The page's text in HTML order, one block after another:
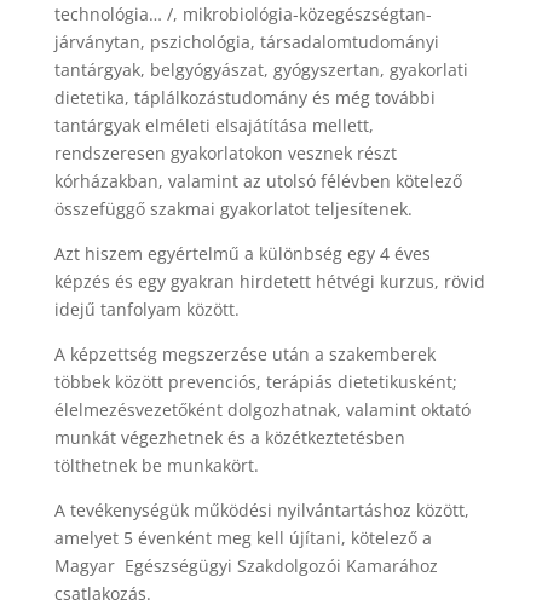
technológia… /, mikrobiológia-közegészségtan-
járványtan, pszichológia, társadalomtudományi
tantárgyak, belgyógyászat, gyógyszertan, gyakorlati
dietetika, táplálkozástudomány és még további
tantárgyak elméleti elsajátítása mellett,
rendszeresen gyakorlatokon vesznek részt
kórházakban, valamint az utolsó félévben kötelező
összefüggő szakmai gyakorlatot teljesítenek.
Azt hiszem egyértelmű a különbség egy 4 éves
képzés és egy gyakran hirdetett hétvégi kurzus, rövid
idejű tanfolyam között.
A képzettség megszerzése után a szakemberek
többek között prevenciós, terápiás dietetikusként;
élelmezésvezetőként dolgozhatnak, valamint oktató
munkát végezhetnek és a közétkeztetésben
tölthetnek be munkakört.
A tevékenységük működési nyilvántartáshoz között,
amelyet 5 évenként meg kell újítani, kötelező a
Magyar Egészségügyi Szakdolgozói Kamarához
csatlakozás.